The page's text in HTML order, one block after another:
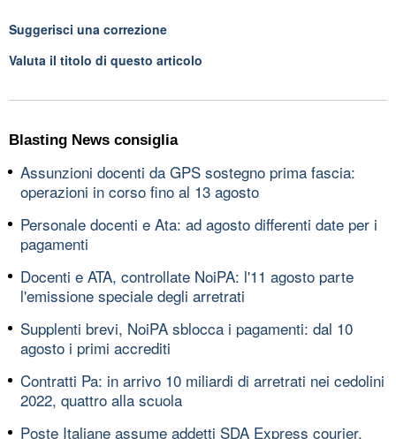
Suggerisci una correzione
Valuta il titolo di questo articolo
Blasting News consiglia
Assunzioni docenti da GPS sostegno prima fascia:
operazioni in corso fino al 13 agosto
Personale docenti e Ata: ad agosto differenti date per i
pagamenti
Docenti e ATA, controllate NoiPA: l'11 agosto parte
l'emissione speciale degli arretrati
Supplenti brevi, NoiPA sblocca i pagamenti: dal 10
agosto i primi accrediti
Contratti Pa: in arrivo 10 miliardi di arretrati nei cedolini
2022, quattro alla scuola
Poste Italiane assume addetti SDA Express courier,